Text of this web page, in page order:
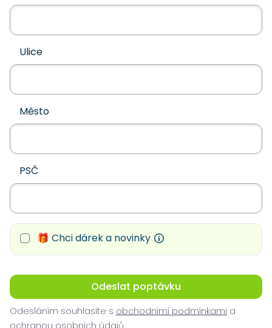
Ulice
Město
PSČ
🎁 Chci dárek a novinky
Odeslat poptávku
Odesláním souhlasíte s obchodními podmínkami a
ochranou osobních údajů.